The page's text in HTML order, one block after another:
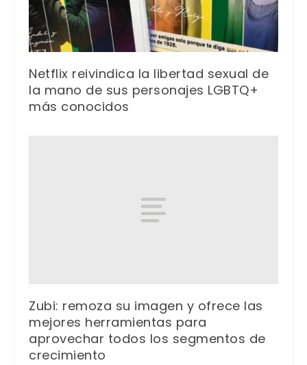
Netflix reivindica la libertad sexual de
la mano de sus personajes LGBTQ+
más conocidos
Zubi: remoza su imagen y ofrece las
mejores herramientas para
aprovechar todos los segmentos de
crecimiento